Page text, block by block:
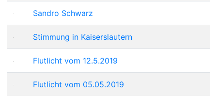
Sandro Schwarz
Stimmung in Kaiserslautern
Flutlicht vom 12.5.2019
Flutlicht vom 05.05.2019